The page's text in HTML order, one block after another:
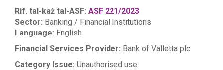
Rif. tal-każ tal-ASF: ASF 221/2023
Sector: Banking / Financial Institutions
Language: English
Financial Services Provider: Bank of Valletta plc
Category Issue: Unauthorised use